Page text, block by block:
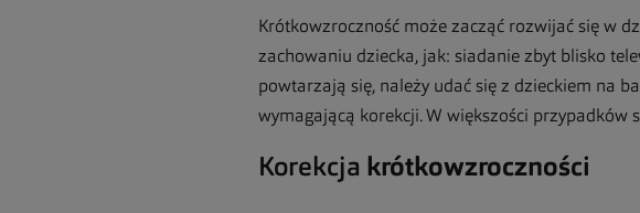
Krótkowzroczność może zacząć rozwijać się w
zachowaniu dziecka, jak: siadanie zbyt blisko
powtarzają się, należy udać się z dzieckiem na
wymagającą korekcji. W większości przypadków
Korekcja krótkowzroczności